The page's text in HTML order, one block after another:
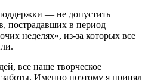
— не допустить
пострадавших в период
неделях», из-за которых все
все наше творческое
Именно поэтому я принял